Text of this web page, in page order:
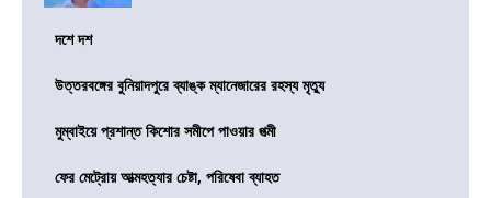
দশে দশ
উত্তরবঙ্গের বুনিয়াদপুরে ব্যাঙ্ক ম্যানেজারের রহস্য মৃত্যু
মুম্বাইয়ে প্রশান্ত কিশোর সমীপে পাওয়ার পত্মী
ফের মেট্রোয় আত্মহত্যার চেষ্টা, পরিষেবা ব্যাহত